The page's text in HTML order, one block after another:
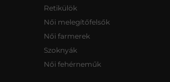
Retikülök
Női melegítőfelsők
Női farmerek
Szoknyák
Női fehérneműk